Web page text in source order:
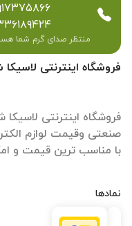
فروشگاه اینترنتی
فروشگاه اینترنتی
صنعتی وقیمت لوازم
با مناسب ترین قیمت و
نمادها
منتظر صدای گرم شما